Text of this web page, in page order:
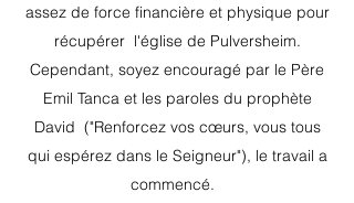
assez de force financière et physique pour
récupérer l'église de Pulversheim.
Cependant, soyez encouragé par le Père
Emil Tanca et les paroles du prophète
David ("Renforcez vos cœurs, vous tous
qui espérez dans le Seigneur"), le travail a
commencé.